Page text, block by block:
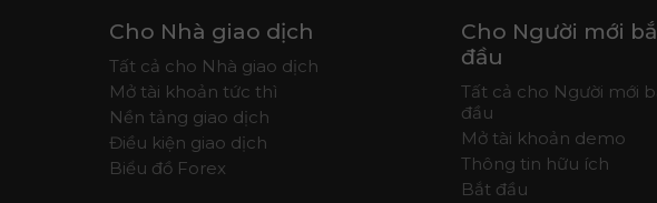
Cho Nhà giao dịch
Tất cả cho Nhà giao dịch
Mở tài khoản tức thì
Nền tảng giao dịch
Điều kiện giao dịch
Biểu đồ Forex
Cho Người mới
đầu
Tất cả cho Người mới
đầu
Mở tài khoản demo
Thông tin hữu ích
Bắt ​​đầu